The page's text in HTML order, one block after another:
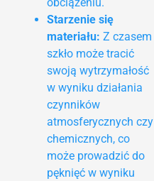
Starzenie się
materiału: Z czasem
szkło może tracić
swoją wytrzymałość
w wyniku działania
czynników
atmosferycznych czy
chemicznych, co
może prowadzić do
pęknięć w wyniku